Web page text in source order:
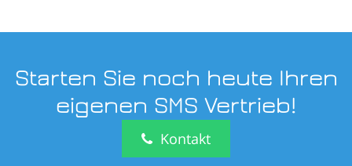
Starten Sie noch heute Ihren
eigenen SMS Vertrieb!
Kontakt